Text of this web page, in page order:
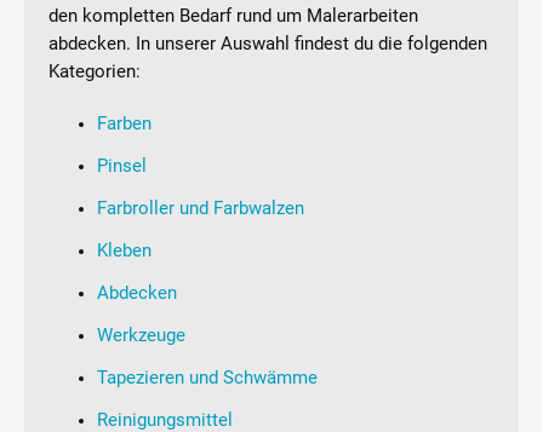
den kompletten Bedarf rund um Malerarbeiten
abdecken. In unserer Auswahl findest du die folgenden
Kategorien:
Farben
Pinsel
Farbroller und Farbwalzen
Kleben
Abdecken
Werkzeuge
Tapezieren und Schwämme
Reinigungsmittel